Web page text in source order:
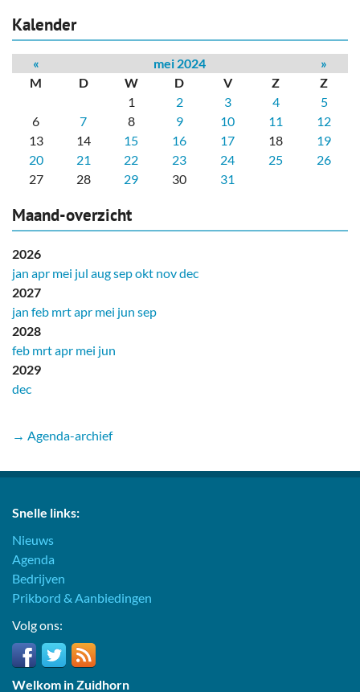
Kalender
« mei 2024
»
M
D W D V Z
Z
1
2 3 4
5
6
7 8 9 10 11
12
13
14 15 16 17 18
19
20
21 22 23 24 25
26
27
28 29 30 31
Maand-overzicht
2026
jan apr mei jul augsepokt novdec
2027
jan feb mrtapr mei jun sep
2028
feb mrtapr mei jun
2029
dec
→ Agenda-archief
Snelle links:
Nieuws
Agenda
Bedrijven
Prikbord & Aanbiedingen
Volg ons:
Welkom in Zuidhorn